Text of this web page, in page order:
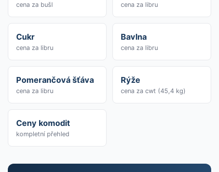
cena za bušl cena za libru
Cukr
cena za libru
Bavlna
cena za libru
Pomerančová šťáva
cena za libru
Rýže
cena za cwt (45,4 kg)
Ceny komodit
kompletní přehled